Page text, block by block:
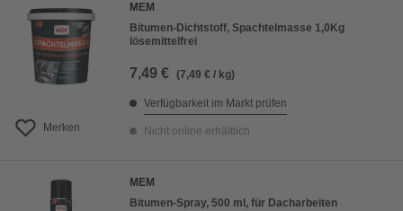
Merken
MEM
Bitumen-Dichtstoff, Spachtelmasse 1,0Kg
lösemittelfrei
7,49 € (7,49 € / kg)
Verfügbarkeit im Markt prüfen
Nicht online erhältlich
MEM
Bitumen-Spray, 500 ml, für Dacharbeiten